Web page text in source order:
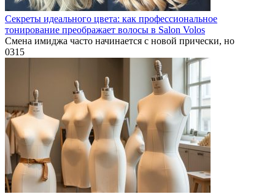
Секреты идеального цвета: как профессиональное
тонирование преображает волосы в Salon Volos
Смена имиджа часто начинается с новой прически, но
0315